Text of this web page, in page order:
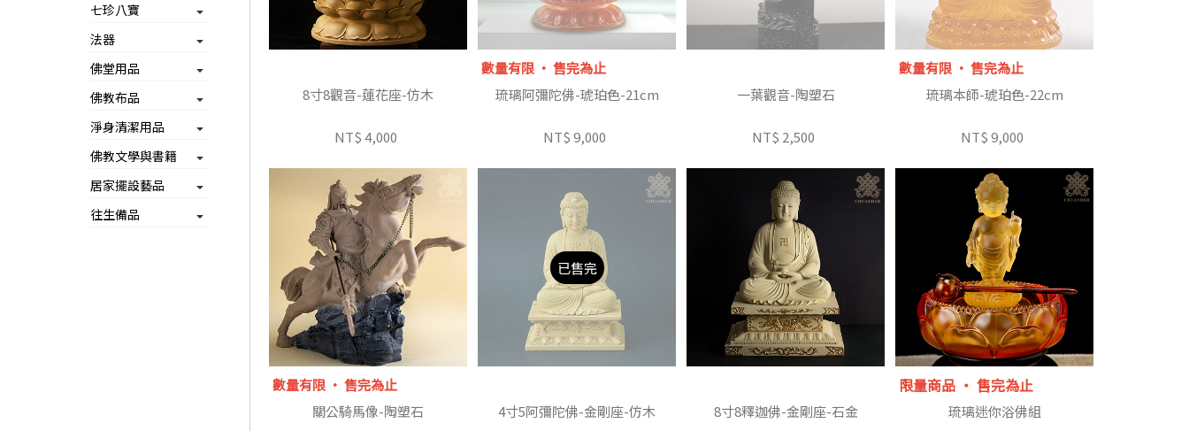
七珍八寶
法器
佛堂用品
佛教布品
淨身清潔用品
佛教文學與書籍
居家擺設藝品
往生備品
8寸8觀音-蓮花座-仿木
NT$ 4,000
數量有限 ‧ 售完為止
琉璃阿彌陀佛-琥珀色-21cm
NT$ 9,000
一葉觀音-陶塑石
NT$ 2,500
數量有限 ‧ 售完為止
琉璃本師-琥珀色-22cm
NT$ 9,000
數量有限 ‧ 售完為止
關公騎馬像-陶塑石
已售完
4寸5阿彌陀佛-金剛座-仿木 8寸8釋迦佛-金剛座-石金
限量商品 ‧ 售完為止
琉璃迷你浴佛組